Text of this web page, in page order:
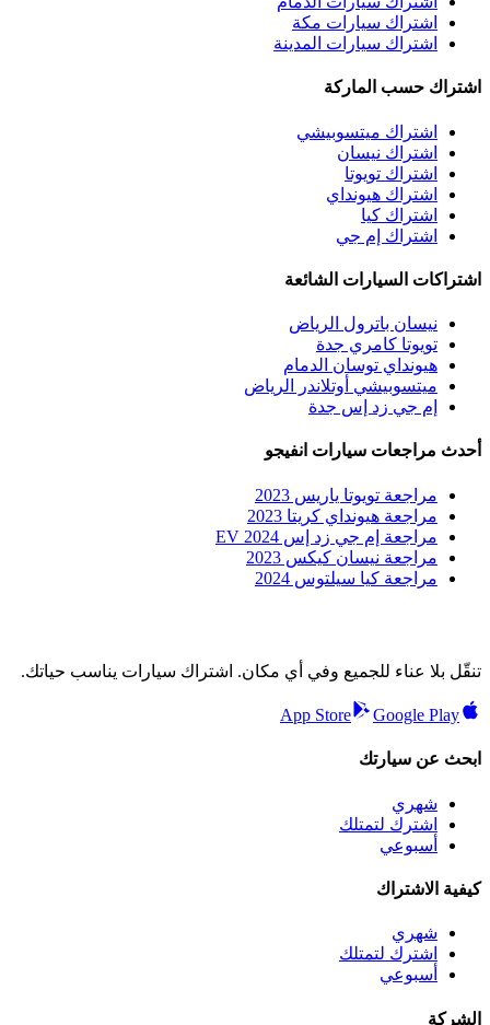
اشتراك سيارات مكة
اشتراك سيارات المدينة
اشتراك حسب الماركة
اشتراك ميتسوبيشي
اشتراك نيسان
اشتراك تويوتا
اشتراك هيونداي
اشتراك كيا
اشتراك إم جي
اشتراكات السيارات الشائعة
نيسان باترول الرياض
تويوتا كامري جدة
هيونداي توسان الدمام
ميتسوبيشي أوتلاندر الرياض
إم جي زد إس جدة
أحدث مراجعات سيارات انفيجو
مراجعة تويوتا ياريس 2023
مراجعة هيونداي كريتا 2023
مراجعة إم جي زد إس EV 2024
مراجعة نيسان كيكس 2023
مراجعة كيا سيلتوس 2024
تنقّل بلا عناء للجميع وفي أي مكان. اشتراك سيارات يناسب حياتك.
App Store Google Play
ابحث عن سيارتك
شهري
اشترك لتمتلك
أسبوعي
كيفية الاشتراك
شهري
اشترك لتمتلك
أسبوعي
الشركة